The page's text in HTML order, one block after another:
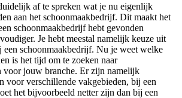
af te spreken wat je nu eigenlijk
aan het schoonmaakbedrijf. Dit maakt het
schoonmaakbedrijf hebt gevonden
Je hebt meestal namelijk keuze uit
een schoonmaakbedrijf. Nu je weet welke
is het tijd om te zoeken naar
voor jouw branche. Er zijn namelijk
voor verschillende vakgebieden, bij een
het bijvoorbeeld netter zijn dan bij een